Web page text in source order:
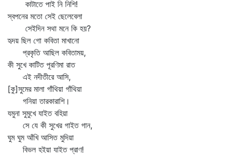
কাটাতে পাই নি নিশি!
স্বপনের মতো সেই ছেলেবেলা
সেইদিন সথা মনে কি হয়?
হৃদয় ছিল গো কবিতা মাখানো
প্রকৃতি আছিল কবিতাময়,
কী সুখে কাটিত পূরণিমা রাত
এই নদীতীরে আসি,
[কু]সুমের মালা গাঁথিয়া গাঁথিয়া
গনিয়া তারকারাশি।
যমুনা সুমুখে যাইত বহিয়া
সে যে কী সুখের গাইত গান,
ঘুম ঘুম আঁখি আসিত মুদিয়া
বিভল হইয়া যাইত প্রাণ!